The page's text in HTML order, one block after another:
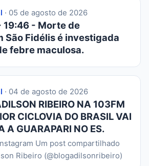
· 05 de agosto de 2026
- Morte de
São Fidélis é investigada
febre maculosa.
· 04 de agosto de 2026
RIBEIRO NA 103FM
CICLOVIA DO BRASIL VAI
A GUARAPARI NO ES.
Um post compartilhado
Ribeiro (@blogadilsonribeiro)